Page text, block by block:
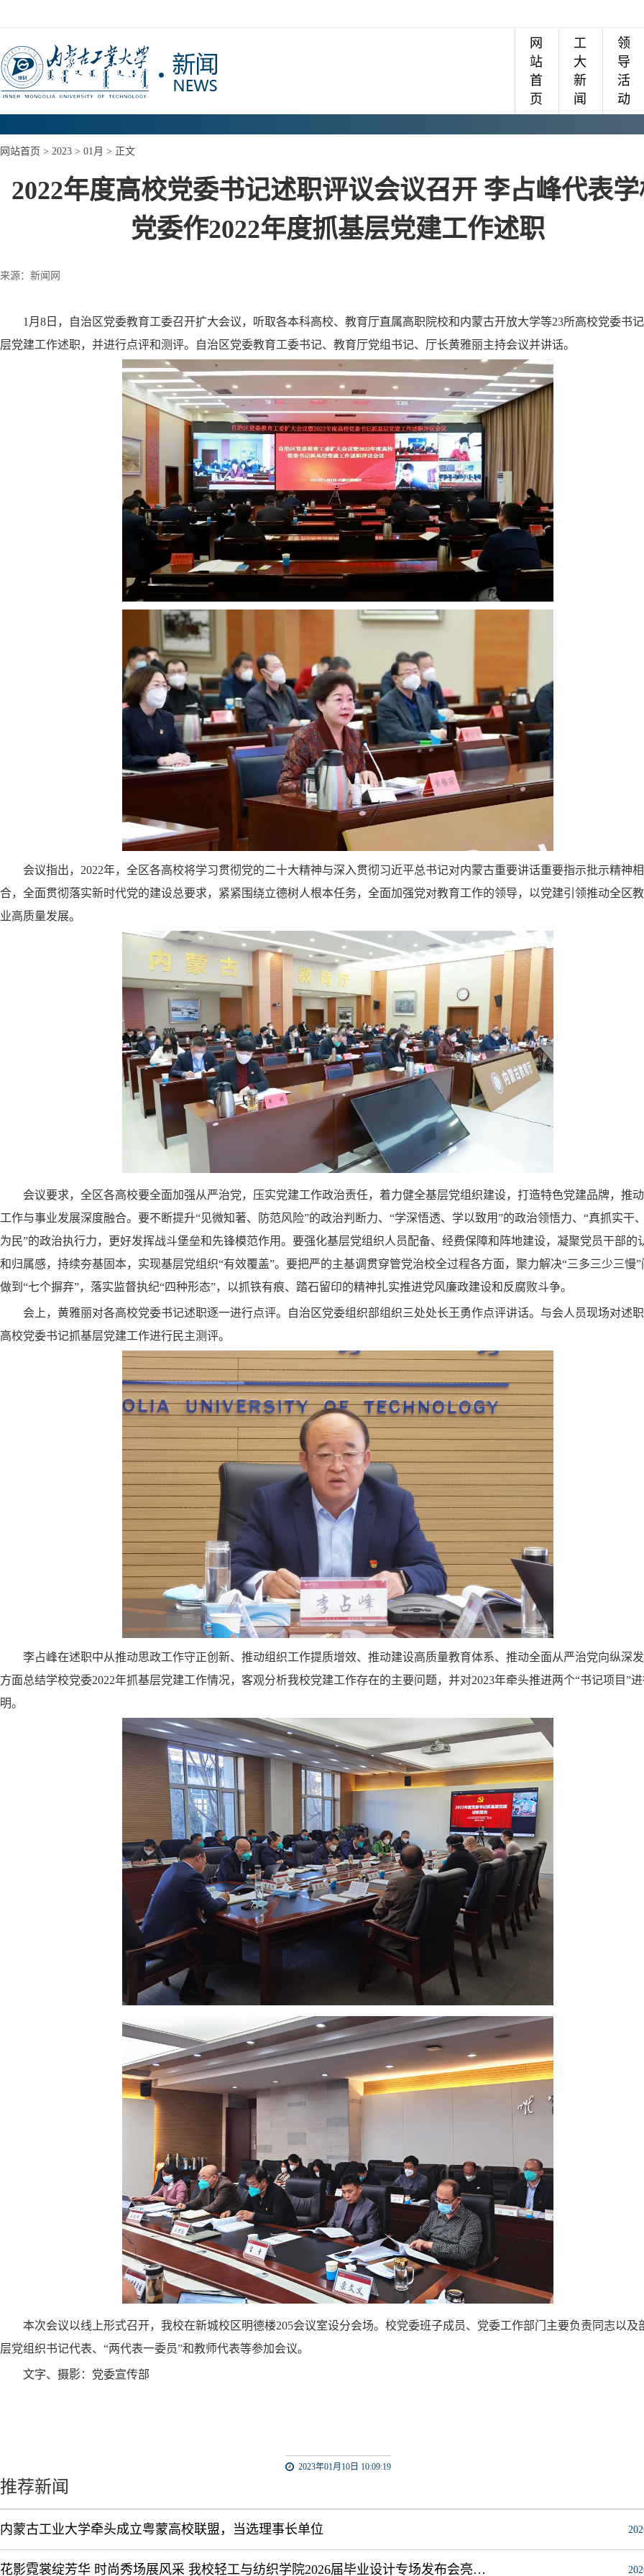
网
站
首
页
工
大
新
闻
领
导
活
动
网站首页 > 2023 > 01月 > 正文
2022年度高校党委书记述职评议会议召开 李占峰代表
党委作2022年度抓基层党建工作述职
来源：新闻网
1月8日，自治区党委教育工委召开扩大会议，听取各本科高校、教育厅直属高职院校和内蒙古开放大学等23所高校党委书
层党建工作述职，并进行点评和测评。自治区党委教育工委书记、教育厅党组书记、厅长黄雅丽主持会议并讲话。
会议指出， 2022年，全区各高校将学习贯彻党的二十大精神与深入贯彻习近平总书记对内蒙古重要讲话重要指示批示精神
合，全面贯彻落实新时代党的建设总要求，紧紧围绕立德树人根本任务，全面加强党对教育工作的领导，以党建引领推动全区
业高质量发展。
会议要求，全区各高校要全面加强从严治党，压实党建工作政治责任，着力健全基层党组织建设，打造特色党建品牌，推
工作与事业发展深度融合。要不断提升“见微知著、防范风险”的政治判断力、“学深悟透、学以致用”的政治领悟力、“真抓实干
为民”的政治执行力，更好发挥战斗堡垒和先锋模范作用。要强化基层党组织人员配备、经费保障和阵地建设，凝聚党员干部的
和归属感，持续夯基固本，实现基层党组织“有效覆盖”。要把严的主基调贯穿管党治校全过程各方面，聚力解决“三多三少三慢”
做到“七个摒弃”，落实监督执纪“四种形态”，以抓铁有痕、踏石留印的精神扎实推进党风廉政建设和反腐败斗争。
会上，黄雅丽对各高校党委书记述职逐一进行点评。自治区党委组织部组织三处处长王勇作点评讲话。与会人员现场对述
高校党委书记抓基层党建工作进行民主测评。
李占峰在述职中从推动思政工作守正创新、推动组织工作提质增效、推动建设高质量教育体系、推动全面从严治党向纵深
方面总结学校党委2022年抓基层党建工作情况，客观分析我校党建工作存在的主要问题，并对2023年牵头推进两个“书记项目”
明。
本次会议以线上形式召开，我校在新城校区明德楼205会议室设分会场。校党委班子成员、党委工作部门主要负责同志以及
层党组织书记代表、“两代表一委员”和教师代表等参加会议。
文字、摄影：党委宣传部
2023年01月10日 10:09:19
推荐新闻
内蒙古工业大学牵头成立粤蒙高校联盟，当选理事长单位
花影霓裳绽芳华 时尚秀场展风采 我校轻工与纺织学院2026届毕业设计专场发布会亮相2026中国国际大学生时装周